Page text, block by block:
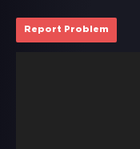
Report Problem